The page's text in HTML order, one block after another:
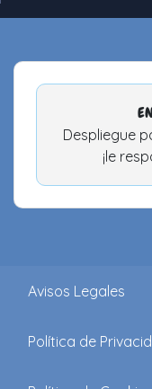
Despliegue
¡le
Avisos Legales
Política de